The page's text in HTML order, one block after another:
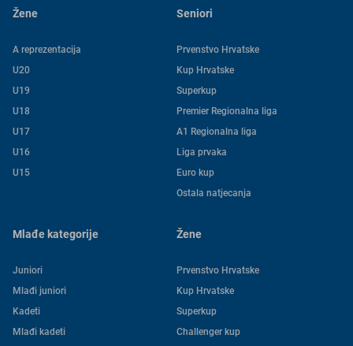
Žene
A reprezentacija
U20
U19
U18
U17
U16
U15
Seniori
Prvenstvo Hrvatske
Kup Hrvatske
Superkup
Premier Regionalna liga
A1 Regionalna liga
Liga prvaka
Euro kup
Ostala natjecanja
Mlađe kategorije
Juniori
Mlađi juniori
Kadeti
Mlađi kadeti
Žene
Prvenstvo Hrvatske
Kup Hrvatske
Superkup
Challenger kup